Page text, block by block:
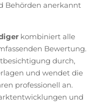
Behörden anerkannt
kombiniert alle
Bewertung.
durch,
und wendet die
professionell an.
und